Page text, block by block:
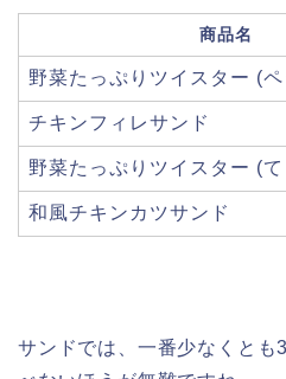
商品名
野菜たっぷりツイスター (
チキンフィレサンド
野菜たっぷりツイスター (
和風チキンカツサンド
サンドでは、一番少なくとも